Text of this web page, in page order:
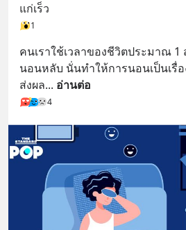
แก่เร็ว
1
คนเราใช้เวลาของชีวิตประมาณ
นอนหลับ นั่นทำให้การนอนเป็นเรื่
ส่งผล... อ่านต่อ
4